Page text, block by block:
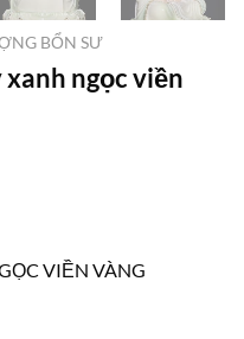
BỔN SƯ
ngọc viền
VIỀN VÀNG